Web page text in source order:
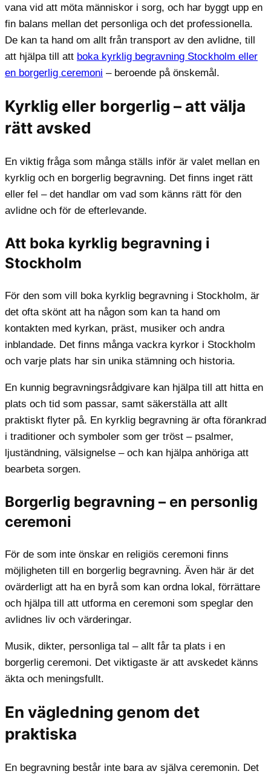
vana vid att möta människor i sorg, och har byggt upp en
fin balans mellan det personliga och det professionella.
De kan ta hand om allt från transport av den avlidne, till
att hjälpa till att boka kyrklig begravning Stockholm eller
en borgerlig ceremoni – beroende på önskemål.
Kyrklig eller borgerlig – att välja
rätt avsked
En viktig fråga som många ställs inför är valet mellan en
kyrklig och en borgerlig begravning. Det finns inget rätt
eller fel – det handlar om vad som känns rätt för den
avlidne och för de efterlevande.
Att boka kyrklig begravning i
Stockholm
För den som vill boka kyrklig begravning i Stockholm, är
det ofta skönt att ha någon som kan ta hand om
kontakten med kyrkan, präst, musiker och andra
inblandade. Det finns många vackra kyrkor i Stockholm
och varje plats har sin unika stämning och historia.
En kunnig begravningsrådgivare kan hjälpa till att hitta en
plats och tid som passar, samt säkerställa att allt
praktiskt flyter på. En kyrklig begravning är ofta förankrad
i traditioner och symboler som ger tröst – psalmer,
ljuständning, välsignelse – och kan hjälpa anhöriga att
bearbeta sorgen.
Borgerlig begravning – en personlig
ceremoni
För de som inte önskar en religiös ceremoni finns
möjligheten till en borgerlig begravning. Även här är det
ovärderligt att ha en byrå som kan ordna lokal, förrättare
och hjälpa till att utforma en ceremoni som speglar den
avlidnes liv och värderingar.
Musik, dikter, personliga tal – allt får ta plats i en
borgerlig ceremoni. Det viktigaste är att avskedet känns
äkta och meningsfullt.
En vägledning genom det
praktiska
En begravning består inte bara av själva ceremonin. Det